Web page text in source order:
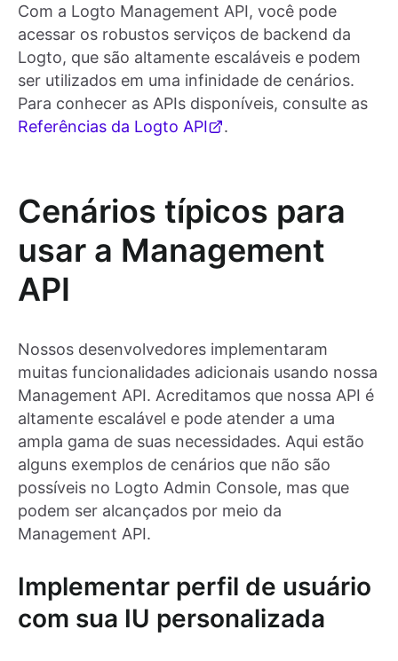
Com a Logto Management API, você pode
acessar os robustos serviços de backend da
Logto, que são altamente escaláveis e podem
ser utilizados em uma infinidade de cenários.
Para conhecer as APIs disponíveis, consulte as
Referências da Logto API
.
Cenários típicos para
usar a Management
API
Nossos desenvolvedores implementaram
muitas funcionalidades adicionais usando nossa
Management API. Acreditamos que nossa API é
altamente escalável e pode atender a uma
ampla gama de suas necessidades. Aqui estão
alguns exemplos de cenários que não são
possíveis no Logto Admin Console, mas que
podem ser alcançados por meio da
Management API.
Implementar perfil de usuário
com sua IU personalizada